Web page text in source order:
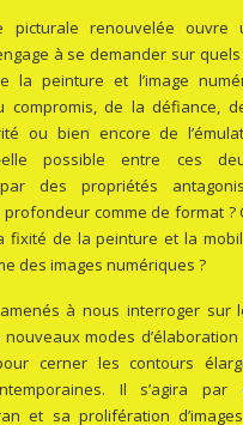
picturale renouvelée
à se demander sur
la peinture et l’image
compromis, de la défiance,
ou bien encore de
elle possible entre ces
par des propriétés
comme de format ?
fixité de la peinture et la
des images numériques ?
à nous interroger sur
nouveaux modes
cerner les contours
Il s’agira par
et sa prolifération